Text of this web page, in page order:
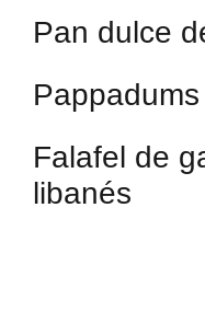
Pan dulce
Falafel de
libanés